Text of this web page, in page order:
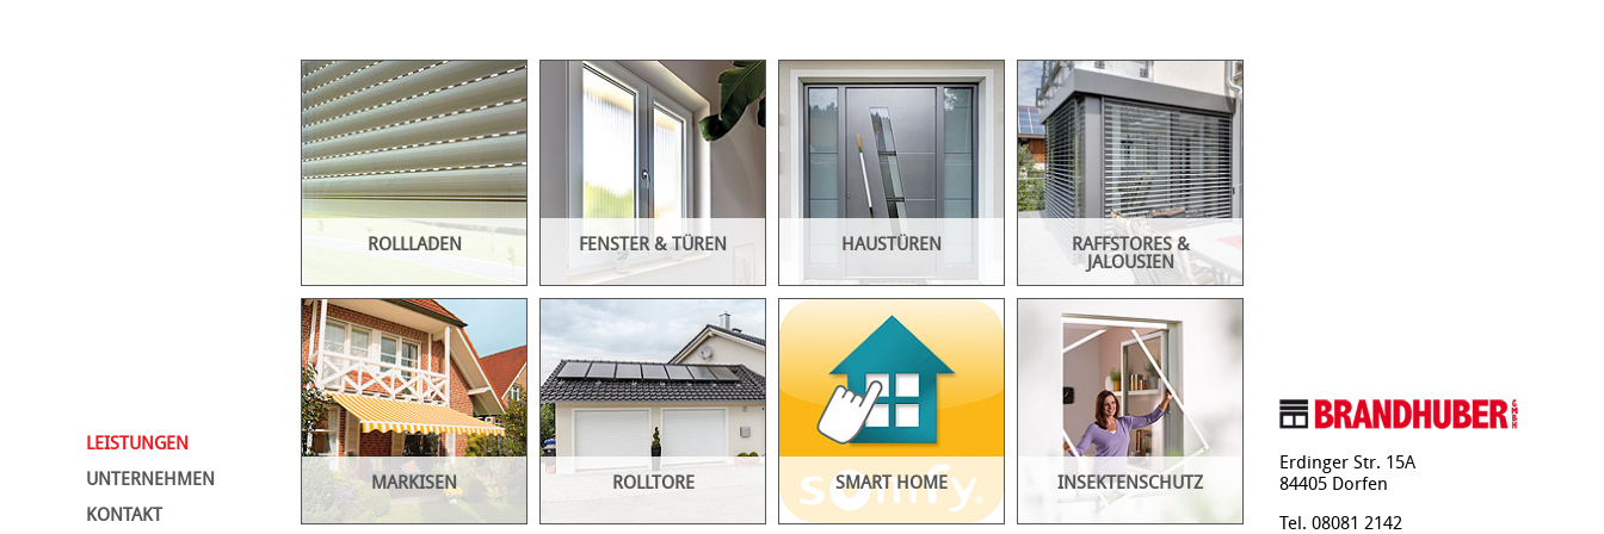
LEISTUNGEN
UNTERNEHMEN
KONTAKT
ROLLLADEN
Rollläden vereinen
Sonnenschutz, Sichtschutz,
Wetterschutz und
Einbruchschutz. Daher sind
sie durch nichts
Gleichwertiges zu ersetzen.
Ob Einbaurollladen oder
FENSTER & TÜREN
Durch unsere
Zusammenarbeit als [1st]
window partner mit der
Firma Internorm bieten wir
Ihnen ein breites Spektrum
Kunststoff- und Holz-
HAUSTÜREN
Mit unseren Haustüren von
namhaften Herstellern wird
ihr Hauseingang nicht nur
ein Blickfang sondern
bietet mehr Sicherheit und
eine höhere
Wärmedämmung.
RAFFSTORES &
JALOUSIEN
Raffstores sind
außenliegende
Sonnenschutzprodukte, mit
ihnen kann das Tageslicht
flexibel gelenkt werden, so
dass die Sonne nicht
blendet aber auch ein
MARKISEN ROLLTORE SMART HOME INSEKTENSCHUTZ
Erdinger Str. 15A
84405 Dorfen
Tel. 08081 2142